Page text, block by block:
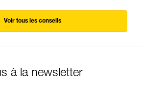
Voir tous les conseils
à la newsletter